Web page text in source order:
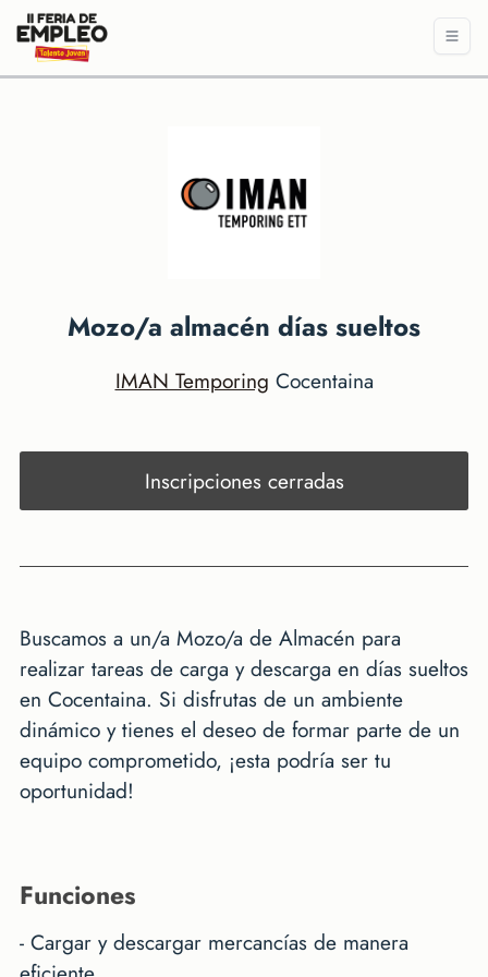
Mozo/a almacén días sueltos
IMAN Temporing Cocentaina
Inscripciones cerradas
Buscamos a un/a Mozo/a de Almacén para
realizar tareas de carga y descarga en días sueltos
en Cocentaina. Si disfrutas de un ambiente
dinámico y tienes el deseo de formar parte de un
equipo comprometido, ¡esta podría ser tu
oportunidad!
funciones
- Cargar y descargar mercancías de manera